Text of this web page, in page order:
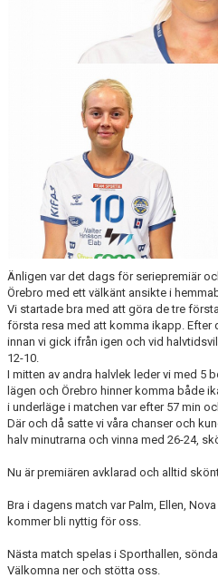
Änligen var det dags för seriepremiär
Örebro med ett välkänt ansikte i
Vi startade bra med att göra de tre
första resa med att komma ikapp. Efter
innan vi gick ifrån igen och vid
12-10.
I mitten av andra halvlek leder vi med 5
lägen och Örebro hinner komma både
i underläge i matchen var efter 57 min
Där och då satte vi våra chanser och
halv minutrarna och vinna med 26-24,
Nu är premiären avklarad och alltid
Bra i dagens match var Palm, Ellen,
kommer bli nyttig för oss.
Nästa match spelas i Sporthallen,
Välkomna ner och stötta oss.